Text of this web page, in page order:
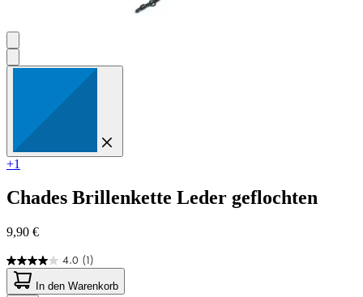
+1
Chades Brillenkette Leder geflochten
9,90 €
4.0 (1)
4.0
von
In den Warenkorb